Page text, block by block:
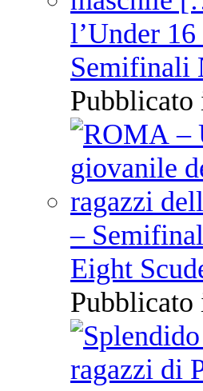
l’Under
Semifinali
–
Eight